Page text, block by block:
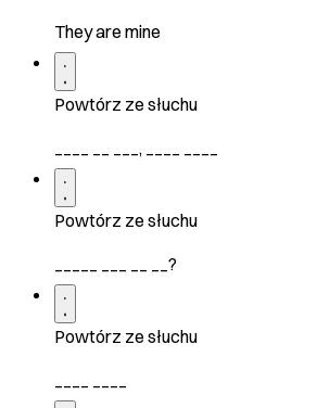
They are mine
Powtórz ze słuchu
____ __ ___, ____ ____
Powtórz ze słuchu
_____ ___ __ __?
Powtórz ze słuchu